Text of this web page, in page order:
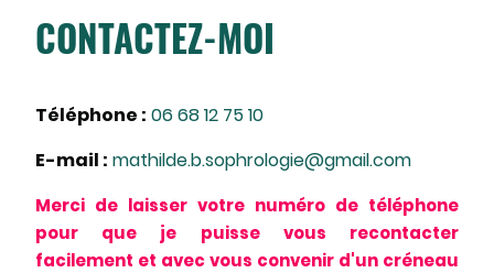
CONTACTEZ-MOI
Téléphone : 06 68 12 75 10
E-mail : mathilde.b.sophrologie@gmail.com
Merci de laisser votre numéro de téléphone
pour que je puisse vous recontacter
facilement et avec vous convenir d'un créneau